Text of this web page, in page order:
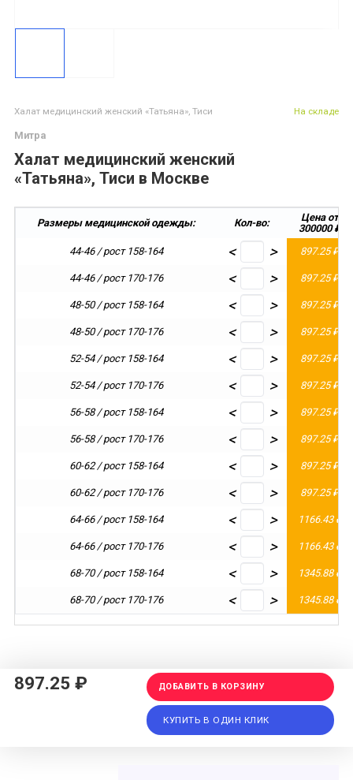
Халат медицинский женский «Татьяна», Тиси
Митра
Халат медицинский женский
«Татьяна», Тиси в Москве
На складе
Размеры медицинской одежды: Кол-во:
Цена от
300000 ₽
44-46 / рост 158-164
< > 897.25 ₽
44-46 / рост 170-176 < > 897.25 ₽
48-50 / рост 158-164 < > 897.25 ₽
48-50 / рост 170-176 < > 897.25 ₽
52-54 / рост 158-164 < > 897.25 ₽
52-54 / рост 170-176 < > 897.25 ₽
56-58 / рост 158-164 < > 897.25 ₽
56-58 / рост 170-176 < > 897.25 ₽
60-62 / рост 158-164 < > 897.25 ₽
60-62 / рост 170-176 < > 897.25 ₽
64-66 / рост 158-164 < > 1166.43 ₽
64-66 / рост 170-176 < > 1166.43 ₽
68-70 / рост 158-164 < > 1345.88 ₽
68-70 / рост 170-176 < > 1345.88 ₽
897.25 ₽ ДОБАВИТЬ В КОРЗИНУ
КУПИТЬ В ОДИН КЛИК